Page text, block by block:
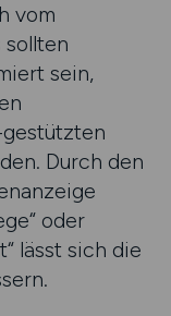
vom
sollten
sein,
gestützten
Durch den
oder
lässt sich die